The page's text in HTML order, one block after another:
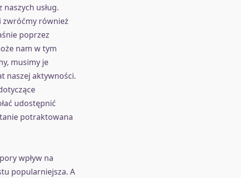
usług.
zwróćmy również
poprzez
nam w tym
musimy je
naszej aktywności.
udostępnić
potraktowana
wpływ na
popularniejsza. A